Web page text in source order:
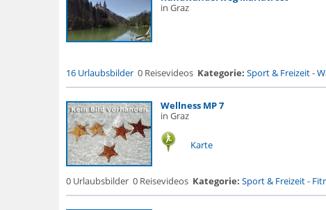
in Graz
16 Urlaubsbilder 0 Reisevideos Kategorie: Sport & Freizeit-
Wellness MP 7
in Graz
Karte
0 Urlaubsbilder 0 Reisevideos Kategorie: Sport & Freizeit-